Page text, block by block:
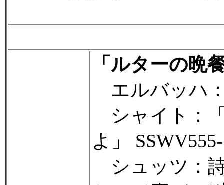
「ルターの晩
エルバッハ
シャイト：
よ」
シュッツ：